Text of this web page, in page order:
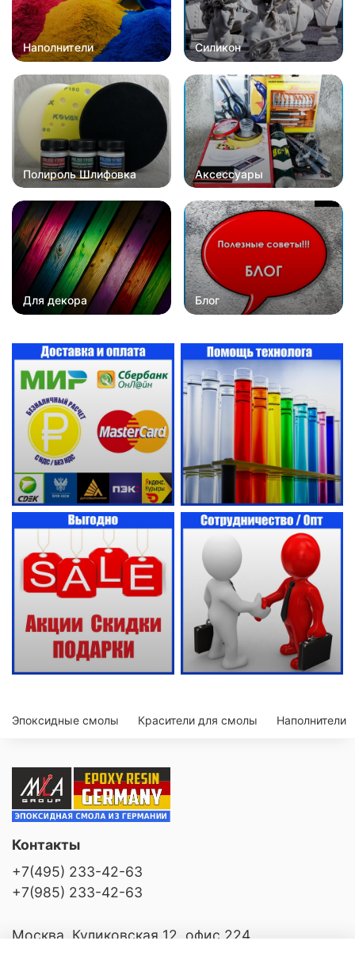
Наполнители Силикон
Полироль Шлифовка Аксессуары
Для декора Блог
Эпоксидные смолы Красители для смолы Наполнители
Контакты
+7(495) 233-42-63
+7(985) 233-42-63
Москва, Куликовская 12, офис 224